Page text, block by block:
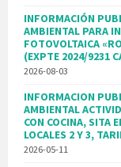
INFORMACIÓN
AMBIENTAL PARA
FOTOVOLTAICA
(EXPTE 2024/9231
2026-08-03
INFORMACION
AMBIENTAL
CON COCINA, SITA
LOCALES 2 Y 3,
2026-05-11